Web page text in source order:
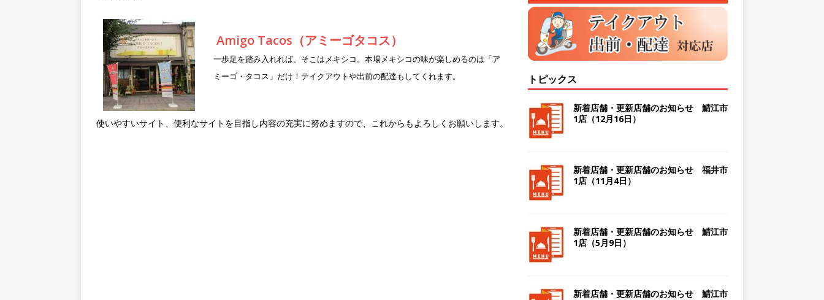
Amigo Tacos（アミーゴタコス）
一歩足を踏み入れれば、そこはメキシコ。本場メキシコの味が楽しめるのは「ア
ミーゴ・タコス」だけ！テイクアウトや出前の配達もしてくれます。
使いやすいサイト、便利なサイトを目指し内容の充実に努めますので、これからもよろしくお願いします。
トピックス
新着店舗・更新店舗のお知らせ 鯖江市
1店（12月16日）
新着店舗・更新店舗のお知らせ 福井市
1店（11月4日）
新着店舗・更新店舗のお知らせ 鯖江市
1店（5月9日）
新着店舗・更新店舗のお知らせ 鯖江市